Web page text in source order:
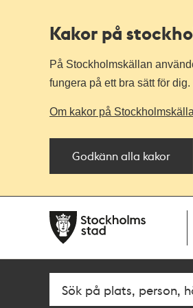
Kakor på
På Stockholmskällan
fungera på ett bra sätt för dig.
Om kakor på
Godkänn alla kakor
navigationen
huvudinnehållet
Fritextsök